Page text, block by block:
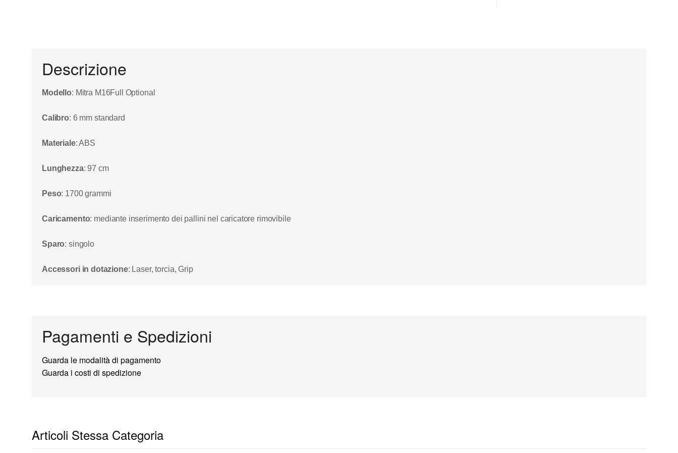
Descrizione
Modello: Mitra M16Full Optional
Calibro: 6 mm standard
Materiale: ABS
Lunghezza: 97 cm
Peso: 1700 grammi
Caricamento: mediante inserimento dei pallini nel caricatore rimovibile
Sparo: singolo
Accessori in dotazione: Laser, torcia, Grip
Pagamenti e Spedizioni
Guarda le modalità di pagamento
Guarda i costi di spedizione
Articoli Stessa Categoria